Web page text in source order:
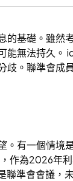
基礎。雖
無法持久
。聯準會成
有一個情
作為2026
準會會議